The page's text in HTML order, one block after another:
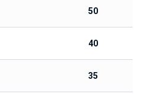
50
40
35